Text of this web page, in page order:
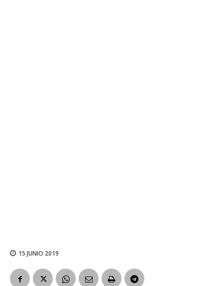
15 JUNIO 2019